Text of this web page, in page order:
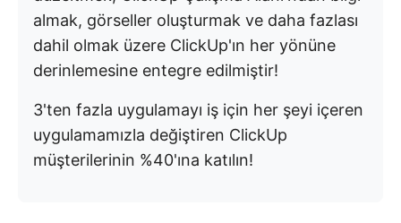
almak, görseller oluşturmak ve daha fazlası
dahil olmak üzere ClickUp'ın her yönüne
derinlemesine entegre edilmiştir!
3'ten fazla uygulamayı iş için her şeyi içeren
uygulamamızla değiştiren ClickUp
müşterilerinin %40'ına katılın!